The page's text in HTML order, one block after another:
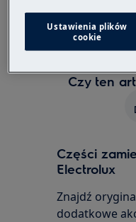
F3, F4 lub F5
czujnikiem
Zalecamy
Czy ten
Części
Electrolux
Znajdź
dodatkowe
Ustawienia plików
cookie